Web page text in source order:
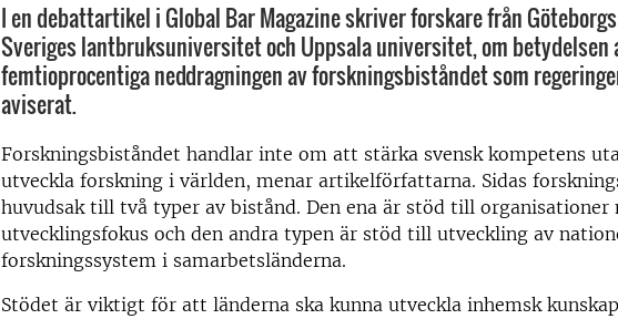
I en debattartikel i Global Bar Magazine skriver forskare från
Sveriges lantbruksuniversitet och Uppsala universitet, om betydelsen
femtioprocentiga neddragningen av forskningsbiståndet som
aviserat.
Forskningsbiståndet handlar inte om att stärka svensk kompetens
utveckla forskning i världen, menar artikelförfattarna. Sidas
huvudsak till två typer av bistånd. Den ena är stöd till organisationer
utvecklingsfokus och den andra typen är stöd till utveckling av
forskningssystem i samarbetsländerna.
Stödet är viktigt för att länderna ska kunna utveckla inhemsk